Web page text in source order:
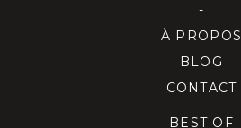
-
À PROPOS
BLOG
CONTACT
BEST OF